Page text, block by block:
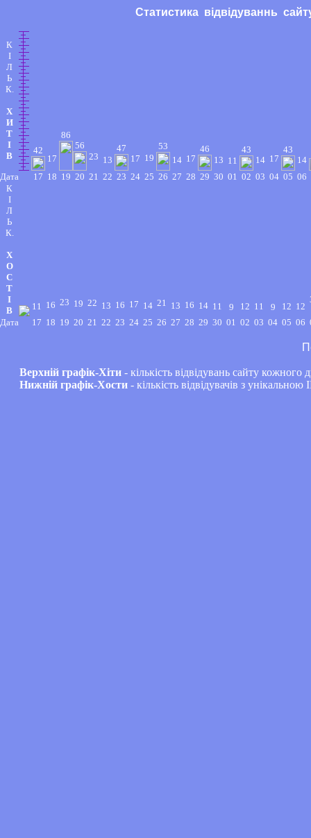
Статистика відвідуваннь
К
І
Л
Ь
К.
Х
И
Т
І
В
42
17
86
56
23 13
47
17 19
53
14 17
46
13 11
43
14 17
43
14
Дата
17 18 19 20 21 22 23 24 25 26 27 28 29 30 01 02 03 04 05 06
К
І
Л
Ь
К.
Х
О
С
Т
І
В
11 16 23 19 22 13 16 17 14 21 13 16 14 11 9 12 11 9 12 12
Дата 17 18 19 20 21 22 23 24 25 26 27 28 29 30 01 02 03 04 05 06
Верхній графік-Хіти - кількість відвідувань сайту кожного
Нижній графік-Хости - кількість відвідувачів з